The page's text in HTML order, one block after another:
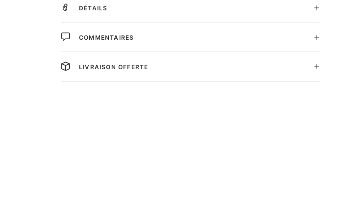
DÉTAILS
COMMENTAIRES
LIVRAISON OFFERTE